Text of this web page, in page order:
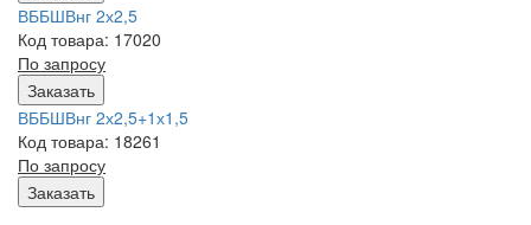
ВББШВнг 2х2,5
Код товара: 17020
По запросу
Заказать
ВББШВнг 2х2,5+1х1,5
Код товара: 18261
По запросу
Заказать